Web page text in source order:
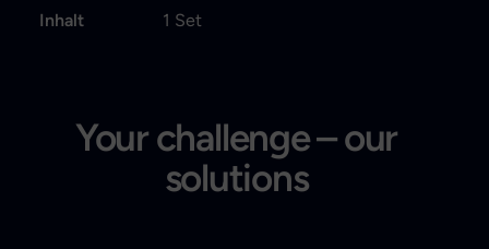
Inhalt
1 Set
Your challenge – our
solutions